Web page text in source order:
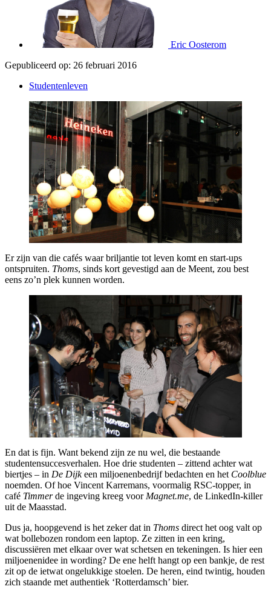
Eric Oosterom
Gepubliceerd op: 26 februari 2016
Studentenleven
Er zijn van die cafés waar briljantie tot leven komt en start-ups
ontspruiten. Thoms, sinds kort gevestigd aan de Meent, zou best
eens zo’n plek kunnen worden.
En dat is fijn. Want bekend zijn ze nu wel, die bestaande
studentensuccesverhalen. Hoe drie studenten – zittend achter wat
biertjes – in De Dijkeen miljoenenbedrijf bedachten en het Coolblue
noemden. Of hoe Vincent Karremans, voormalig RSC-topper, in
café Timmerde ingeving kreeg voor Magnet.me, de LinkedIn-killer
uit de Maasstad.
Dus ja, hoopgevend is het zeker dat in Thoms direct het oog valt op
wat bollebozen rondom een laptop. Ze zitten in een kring,
discussiëren met elkaar over wat schetsen en tekeningen. Is hier een
miljoenenidee in wording? De ene helft hangt op een bankje, de rest
zit op de ietwat ongelukkige stoelen. De heren, eind twintig, houden
zich staande met authentiek ‘Rotterdamsch’ bier.